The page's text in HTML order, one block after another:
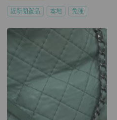
近新閒置品 本地 免運